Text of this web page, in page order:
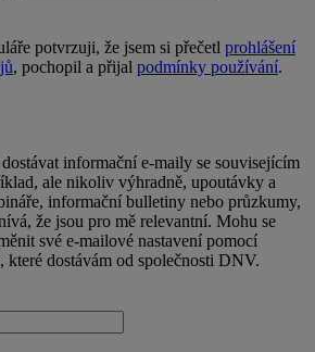
potvrzuji, že jsem si přečetl prohlášení
, pochopil a přijal podmínky používání.
informační e-maily se souvisejícím
ale nikoliv výhradně, upoutávky a
informační bulletiny nebo průzkumy,
že jsou pro mě relevantní. Mohu se
své e-mailové nastavení pomocí
které dostávám od společnosti DNV.